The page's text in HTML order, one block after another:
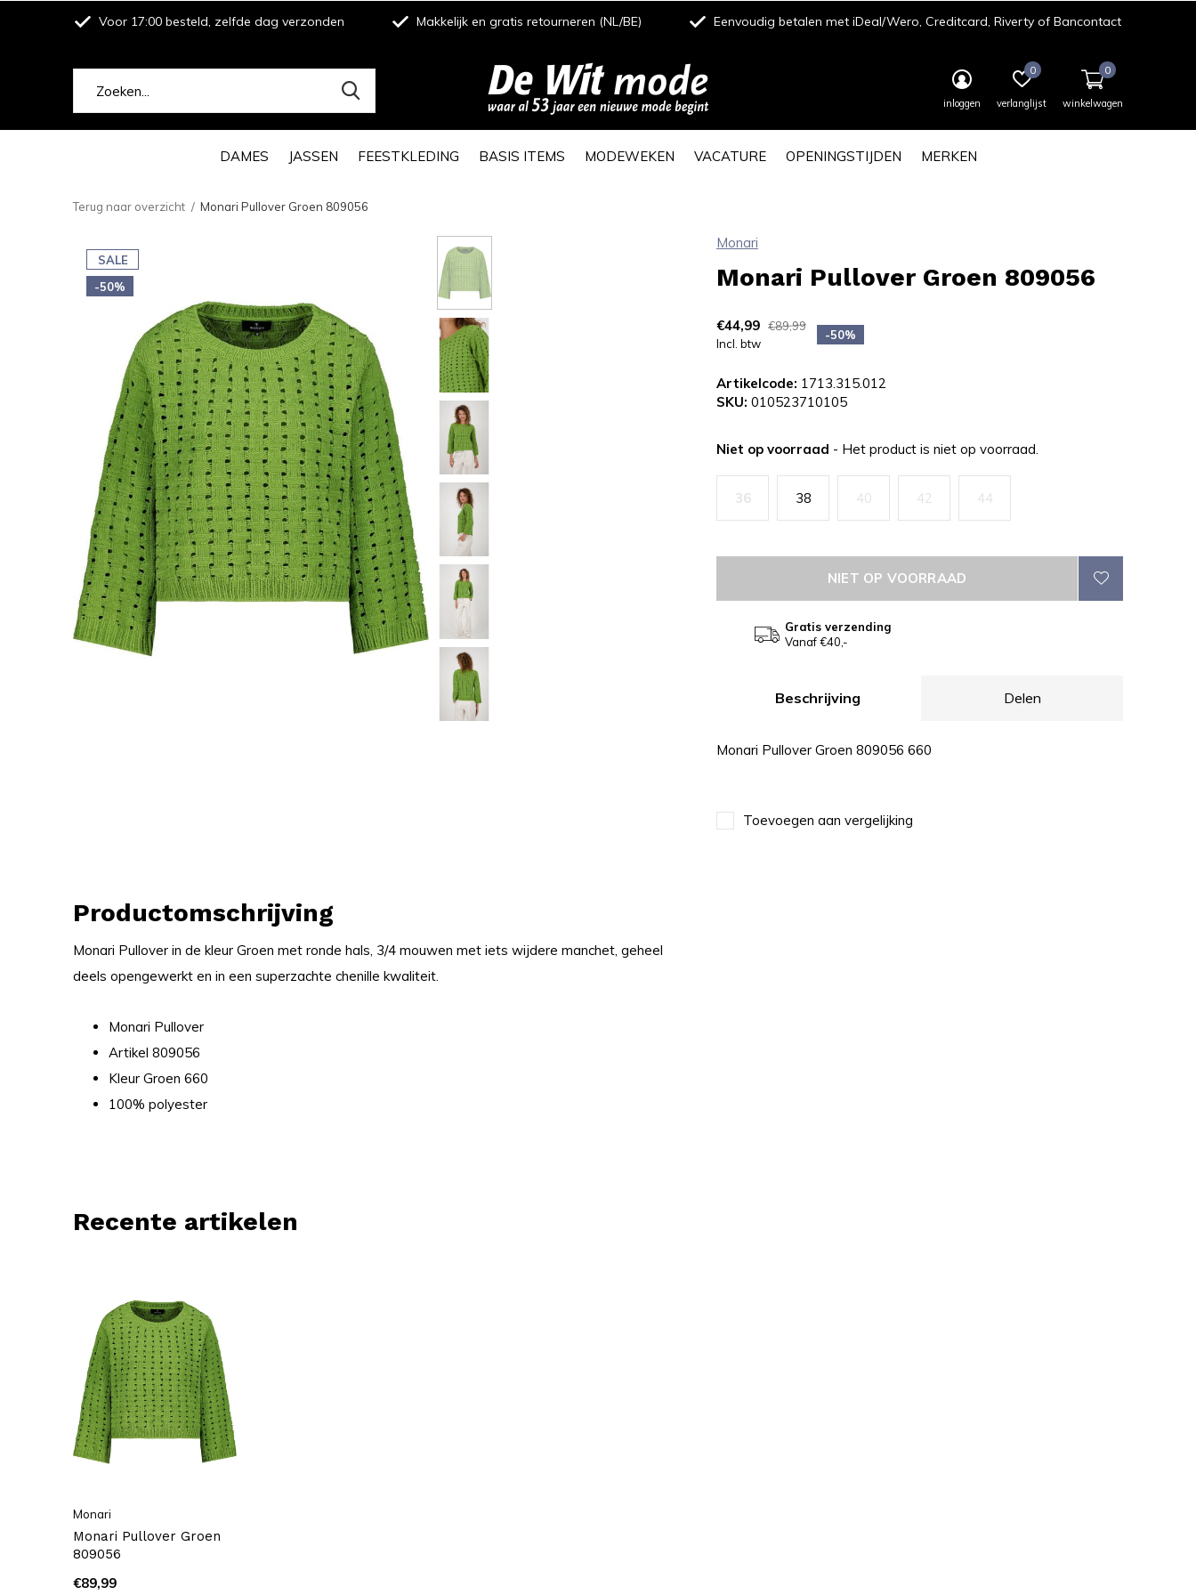
DAMES JASSEN FEESTKLEDING BASIS ITEMS MODEWEKEN VACATURE OPENINGSTIJDEN MERKEN
inloggen verlanglijst
0
winkelwagen
0
Voor 17:00 besteld, zelfde dag verzonden Makkelijk en gratis retourneren (NL/BE) Eenvoudig betalen met iDeal/Wero, Creditcard, Riverty of Bancontact
Terug naar overzicht Monari Pullover Groen 809056
SALE
-50%
Monari
Monari Pullover Groen 809056
€44,99 €89,99
Incl. btw
-50%
Artikelcode: 1713.315.012
SKU: 010523710105
Niet op voorraad - Het product is niet op voorraad.
36 38 40 42 44
NIET OP VOORRAAD
Gratis verzending
Vanaf €40,-
Beschrijving Delen
Monari Pullover Groen 809056 660
Toevoegen aan vergelijking
Productomschrijving
Monari Pullover in de kleur Groen met ronde hals, 3/4 mouwen met iets wijdere manchet, geheel
deels opengewerkt en in een superzachte chenille kwaliteit.
Monari Pullover
Artikel 809056
Kleur Groen 660
100% polyester
Recente artikelen
Monari
Monari Pullover Groen
809056
€89,99